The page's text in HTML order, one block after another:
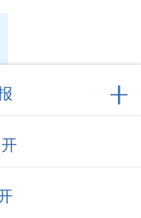
工作情况的报
建设工作报告